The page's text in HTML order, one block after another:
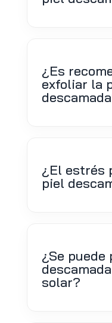
¿Es
exfoliar la
¿El estrés
piel
¿Se
solar?